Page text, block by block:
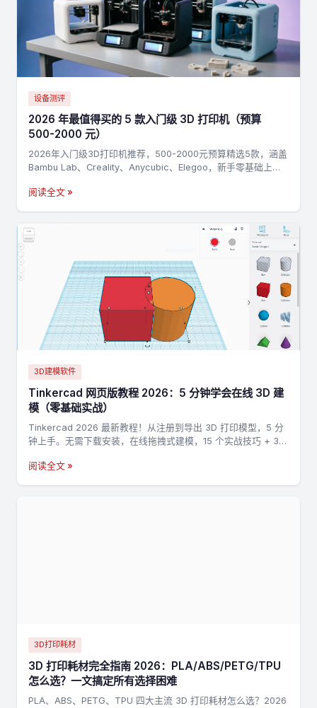
设备测评
2026 年最值得买的 5 款入门级 3D 打印机（预算
500-2000 元）
2026年入门级3D打印机推荐，500-2000元预算精选5款，涵盖
Bambu Lab、Creality、Anycubic、Elegoo，新手零基础上手
阅读全文 »
3D建模软件
Tinkercad 网页版教程 2026：5 分钟学会在线 3D 建
模（零基础实战）
Tinkercad 2026 最新教程！从注册到导出 3D 打印模型，5 分
钟上手。无需下载安装，在线拖拽式建模，15 个实战技巧 + 3
阅读全文 »
3D打印耗材
3D 打印耗材完全指南 2026：PLA/ABS/PETG/TPU
怎么选？一文搞定所有选择困难
PLA、ABS、PETG、TPU 四大主流 3D 打印耗材怎么选？2026